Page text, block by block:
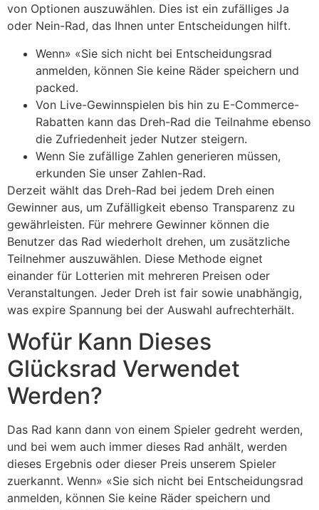
von Optionen auszuwählen. Dies ist ein zufälliges Ja
oder Nein-Rad, das Ihnen unter Entscheidungen hilft.
Wenn» «Sie sich nicht bei Entscheidungsrad
anmelden, können Sie keine Räder speichern und
packed.
Von Live-Gewinnspielen bis hin zu E-Commerce-
Rabatten kann das Dreh-Rad die Teilnahme ebenso
die Zufriedenheit jeder Nutzer steigern.
Wenn Sie zufällige Zahlen generieren müssen,
erkunden Sie unser Zahlen-Rad.
Derzeit wählt das Dreh-Rad bei jedem Dreh einen
Gewinner aus, um Zufälligkeit ebenso Transparenz zu
gewährleisten. Für mehrere Gewinner können die
Benutzer das Rad wiederholt drehen, um zusätzliche
Teilnehmer auszuwählen. Diese Methode eignet
einander für Lotterien mit mehreren Preisen oder
Veranstaltungen. Jeder Dreh ist fair sowie unabhängig,
was expire Spannung bei der Auswahl aufrechterhält.
Wofür Kann Dieses
Glücksrad Verwendet
Werden?
Das Rad kann dann von einem Spieler gedreht werden,
und bei wem auch immer dieses Rad anhält, werden
dieses Ergebnis oder dieser Preis unserem Spieler
zuerkannt. Wenn» «Sie sich nicht bei Entscheidungsrad
anmelden, können Sie keine Räder speichern und